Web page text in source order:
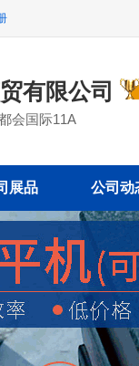
有限公司
会国际11A
展品 公司动